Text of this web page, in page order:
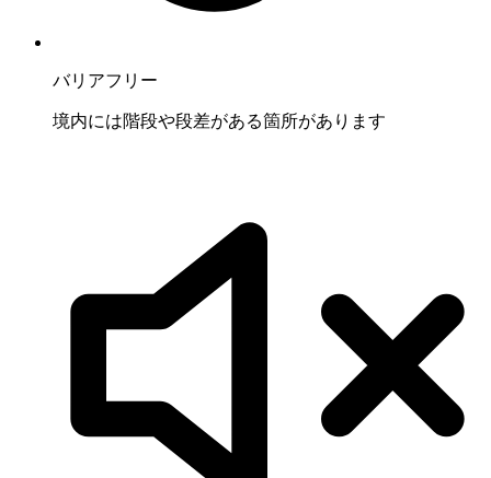
バリアフリー
境内には階段や段差がある箇所があります